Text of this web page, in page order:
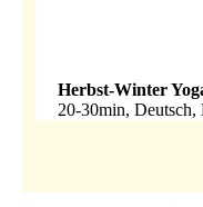
Herbst-Winter
20-30min,